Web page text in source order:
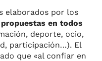
elaborados por los
en todos
deporte, ocio,
participación…). El
que «al confiar en